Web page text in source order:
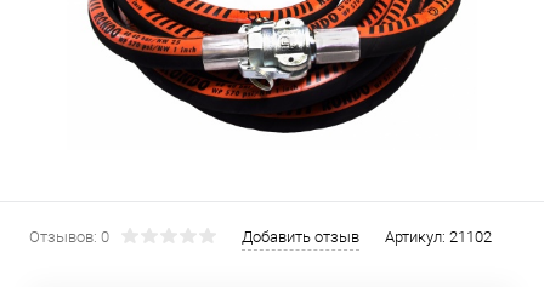
Отзывов: 0 Добавить отзыв Артикул: 21102